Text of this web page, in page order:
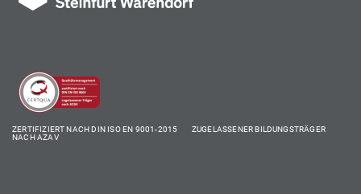
ZERTIFIZIERT NACH DIN ISO EN 9001-2015 ZUGELASSENER BILDUNGSTRÄGER
NACH AZAV